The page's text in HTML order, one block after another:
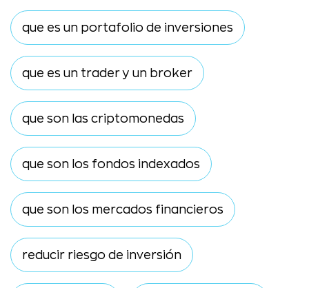
que es un portafolio de inversiones
que es un trader y un broker
que son las criptomonedas
que son los fondos indexados
que son los mercados financieros
reducir riesgo de inversión